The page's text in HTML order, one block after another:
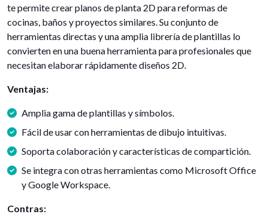
te permite crear planos de planta 2D para reformas de
cocinas, baños y proyectos similares. Su conjunto de
herramientas directas y una amplia librería de plantillas lo
convierten en una buena herramienta para profesionales que
necesitan elaborar rápidamente diseños 2D.
Ventajas:
Amplia gama de plantillas y símbolos.
Fácil de usar con herramientas de dibujo intuitivas.
Soporta colaboración y características de compartición.
Se integra con otras herramientas como Microsoft Office
y Google Workspace.
Contras: